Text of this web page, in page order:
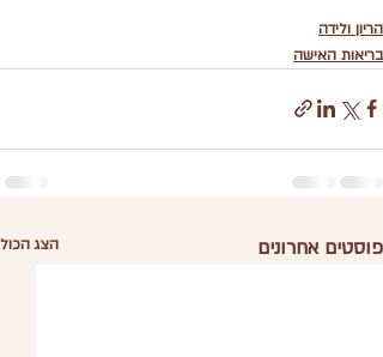
הריון ולידה
בריאות האישה
פוסטים אחרונים הצג הכול